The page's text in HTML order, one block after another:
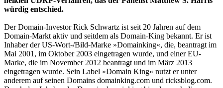
würdig entschied.
Der Domain-Investor Rick Schwartz ist seit 20 Jahren auf dem
Domain-Markt aktiv und seitdem als Domain-King bekannt. Er ist
Inhaber der US-Wort-/Bild-Marke »Domainking«, die, beantragt im
Mai 2001, im Oktober 2003 eingetragen wurde, und einer EU-
Marke, die im November 2012 beantragt und im März 2013
eingetragen wurde. Sein Label »Domain King« nutzt er unter
anderem auf seinen Domains domainking.com und ricksblog.com.